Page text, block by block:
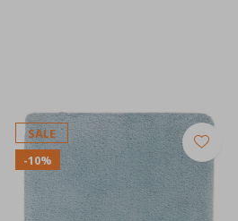
SALE
-10%